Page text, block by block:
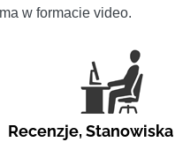
w formacie video.
Recenzje,